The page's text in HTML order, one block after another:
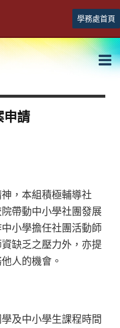
學務處首頁
申請
，本組積極輔導社
帶動中小學社團發展
小學擔任社團活動師
缺乏之壓力外，亦提
人的機會。
及中小學生課程時間